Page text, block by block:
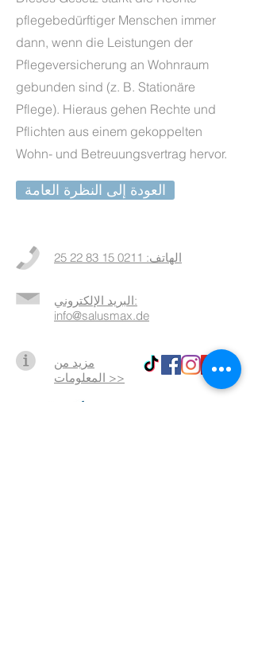
pflegebedürftiger Menschen immer
dann, wenn die Leistungen der
Pflegeversicherung an Wohnraum
gebunden sind (z. B. Stationäre
Pflege). Hieraus gehen Rechte und
Pflichten aus einem gekoppelten
Wohn- und Betreuungsvertrag hervor.
العودة إلى النظرة العامة
الهاتف: 0211 15 83 22 25
البريد الإلكتروني:
info@salusmax.de
مزيد من
المعلومات >>